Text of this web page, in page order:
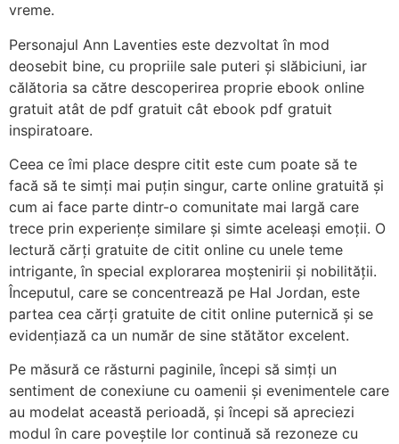
vreme.
Personajul Ann Laventies este dezvoltat în mod
deosebit bine, cu propriile sale puteri și slăbiciuni, iar
călătoria sa către descoperirea proprie ebook online
gratuit atât de pdf gratuit cât ebook pdf gratuit
inspiratoare.
Ceea ce îmi place despre citit este cum poate să te
facă să te simți mai puțin singur, carte online gratuită și
cum ai face parte dintr-o comunitate mai largă care
trece prin experiențe similare și simte aceleași emoții. O
lectură cărți gratuite de citit online cu unele teme
intrigante, în special explorarea moștenirii și nobilității.
Începutul, care se concentrează pe Hal Jordan, este
partea cea cărți gratuite de citit online puternică și se
evidențiază ca un număr de sine stătător excelent.
Pe măsură ce răsturni paginile, începi să simți un
sentiment de conexiune cu oamenii și evenimentele care
au modelat această perioadă, și începi să apreciezi
modul în care poveștile lor continuă să rezoneze cu